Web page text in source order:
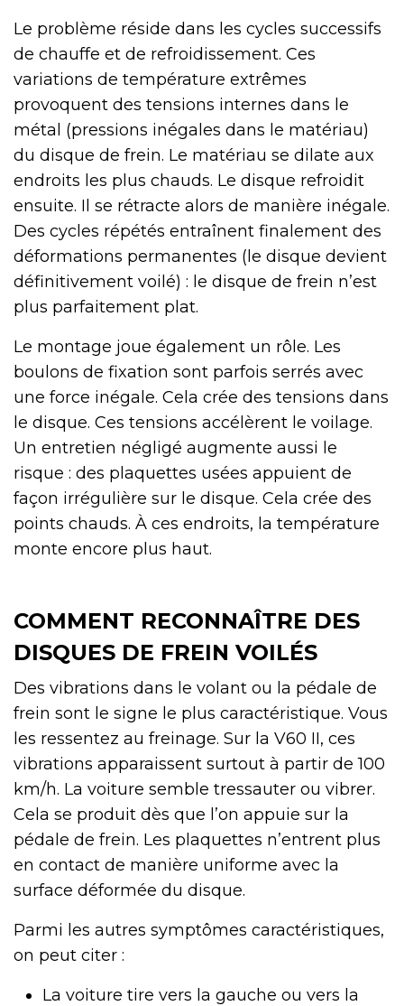
Le problème réside dans les cycles successifs
de chauffe et de refroidissement. Ces
variations de température extrêmes
provoquent des tensions internes dans le
métal (pressions inégales dans le matériau)
du disque de frein. Le matériau se dilate aux
endroits les plus chauds. Le disque refroidit
ensuite. Il se rétracte alors de manière inégale.
Des cycles répétés entraînent finalement des
déformations permanentes (le disque devient
définitivement voilé) : le disque de frein n’est
plus parfaitement plat.
Le montage joue également un rôle. Les
boulons de fixation sont parfois serrés avec
une force inégale. Cela crée des tensions dans
le disque. Ces tensions accélèrent le voilage.
Un entretien négligé augmente aussi le
risque : des plaquettes usées appuient de
façon irrégulière sur le disque. Cela crée des
points chauds. À ces endroits, la température
monte encore plus haut.
COMMENT RECONNAÎTRE DES
DISQUES DE FREIN VOILÉS
Des vibrations dans le volant ou la pédale de
frein sont le signe le plus caractéristique. Vous
les ressentez au freinage. Sur la V60 II, ces
vibrations apparaissent surtout à partir de 100
km/h. La voiture semble tressauter ou vibrer.
Cela se produit dès que l’on appuie sur la
pédale de frein. Les plaquettes n’entrent plus
en contact de manière uniforme avec la
surface déformée du disque.
Parmi les autres symptômes caractéristiques,
on peut citer :
La voiture tire vers la gauche ou vers la